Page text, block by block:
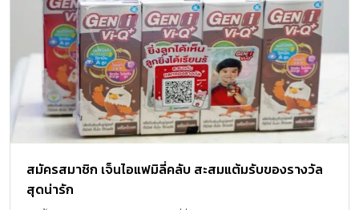
สมัครสมาชิก เจ็นไอแฟมิลี่คลับ สะสมแต้มรับของรางวัล
สุดน่ารัก